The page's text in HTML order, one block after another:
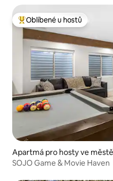
Nejlepší v kategorii Oblíbené
Oblíbené u hostů
Apartmá pro hosty ve
SOJO Game & Movie Haven